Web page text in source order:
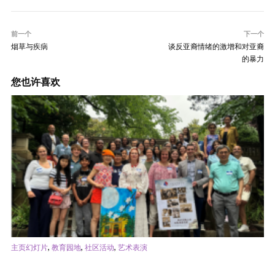
前一个
烟草与疾病
下一个
谈反亚裔情绪的激增和对亚裔
的暴力
您也许喜欢
主页幻灯片, 教育园地, 社区活动, 艺术表演